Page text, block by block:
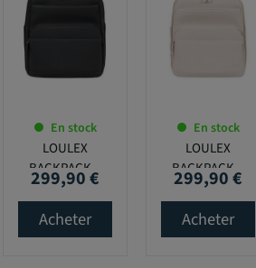
En stock
LOULEX
BACKPACK...
Prix
299,90 €
Acheter
En stock
LOULEX
BACKPACK...
Prix
299,90 €
Acheter